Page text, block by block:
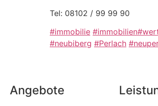
Tel: 08102 / 99 99 90
#immobilie #immobilien
#neubiberg #Perlach
Angebote